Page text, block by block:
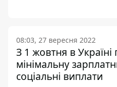
08:03, 27 вересня 2022
З 1 жовтня в Україні
мінімальну
соціальні виплати